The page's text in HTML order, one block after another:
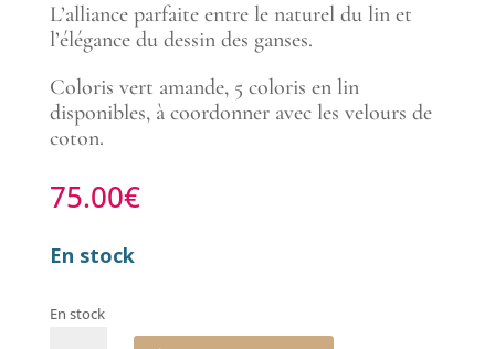
L’alliance parfaite entre le naturel du lin et
l’élégance du dessin des ganses.
Coloris vert amande, 5 coloris en lin
disponibles, à coordonner avec les velours de
coton.
75.00€
En stock
En stock